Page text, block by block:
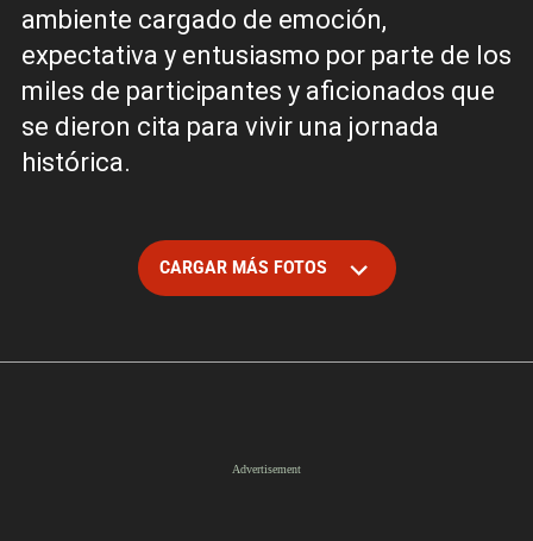
ambiente cargado de emoción,
expectativa y entusiasmo por parte de los
miles de participantes y aficionados que
se dieron cita para vivir una jornada
histórica.
CARGAR MÁS FOTOS